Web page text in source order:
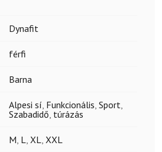
Dynafit
férfi
Barna
Alpesi sí, Funkcionális, Sport,
Szabadidő, túrázás
M, L, XL, XXL